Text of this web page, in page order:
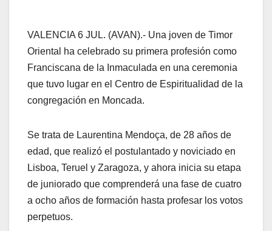
VALENCIA 6 JUL. (AVAN).- Una joven de Timor
Oriental ha celebrado su primera profesión como
Franciscana de la Inmaculada en una ceremonia
que tuvo lugar en el Centro de Espiritualidad de la
congregación en Moncada.
Se trata de Laurentina Mendoça, de 28 años de
edad, que realizó el postulantado y noviciado en
Lisboa, Teruel y Zaragoza, y ahora inicia su etapa
de juniorado que comprenderá una fase de cuatro
a ocho años de formación hasta profesar los votos
perpetuos.